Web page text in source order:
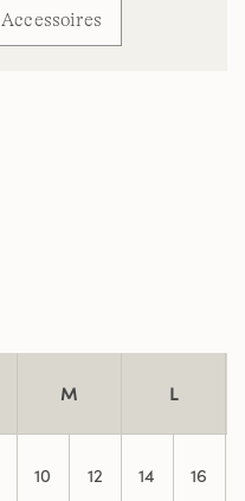
Accessoires
M L
10 12 14 16